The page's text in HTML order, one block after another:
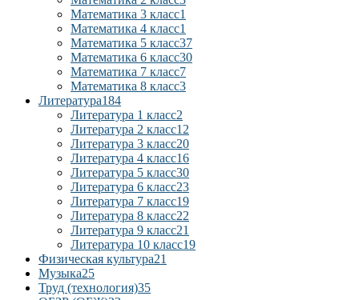
Математика 3 класс1
Математика 4 класс1
Математика 5 класс37
Математика 6 класс30
Математика 7 класс7
Математика 8 класс3
Литература184
Литература 1 класс2
Литература 2 класс12
Литература 3 класс20
Литература 4 класс16
Литература 5 класс30
Литература 6 класс23
Литература 7 класс19
Литература 8 класс22
Литература 9 класс21
Литература 10 класс19
Физическая культура21
Музыка25
Труд (технология)35